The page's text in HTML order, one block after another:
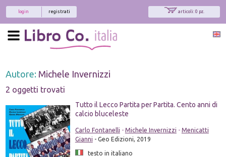
articoli: 0 pz.
registrati
login
Autore: Michele Invernizzi
2 oggetti trovati
Tutto il Lecco Partita per Partita. Cento anni di
calcio bluceleste
Carlo Fontanelli - Michele Invernizzi - Menicatti
Gianni - Geo Edizioni, 2019
testo in italiano